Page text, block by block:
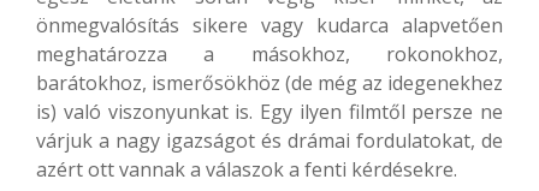
önmegvalósítás sikere vagy kudarca alapvetően
meghatározza a másokhoz, rokonokhoz,
barátokhoz, ismerősökhöz (de még az idegenekhez
is) való viszonyunkat is. Egy ilyen filmtől persze ne
várjuk a nagy igazságot és drámai fordulatokat, de
azért ott vannak a válaszok a fenti kérdésekre.